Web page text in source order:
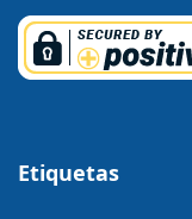
Etiquetas